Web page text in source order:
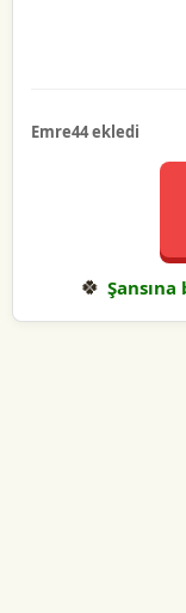
Emre44 ekledi
🍀